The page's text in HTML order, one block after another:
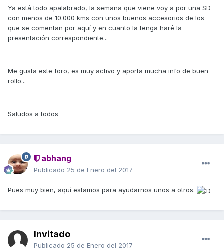
Ya está todo apalabrado, la semana que viene voy a por una SD
con menos de 10.000 kms con unos buenos accesorios de los
que se comentan por aquí y en cuanto la tenga haré la
presentación correspondiente...
Me gusta este foro, es muy activo y aporta mucha info de buen
rollo...
Saludos a todos
abhang
Publicado 25 de Enero del 2017
Pues muy bien, aquí estamos para ayudarnos unos a otros.
Invitado
Publicado 25 de Enero del 2017